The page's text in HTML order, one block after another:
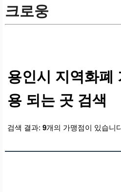
크로웅
용인시 지역화폐
용 되는 곳 검색
검색 결과: 9개의 가맹점이 있습니